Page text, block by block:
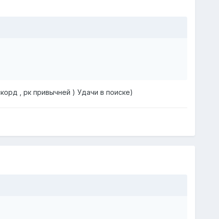
, рк привычней ) Удачи в поиске)